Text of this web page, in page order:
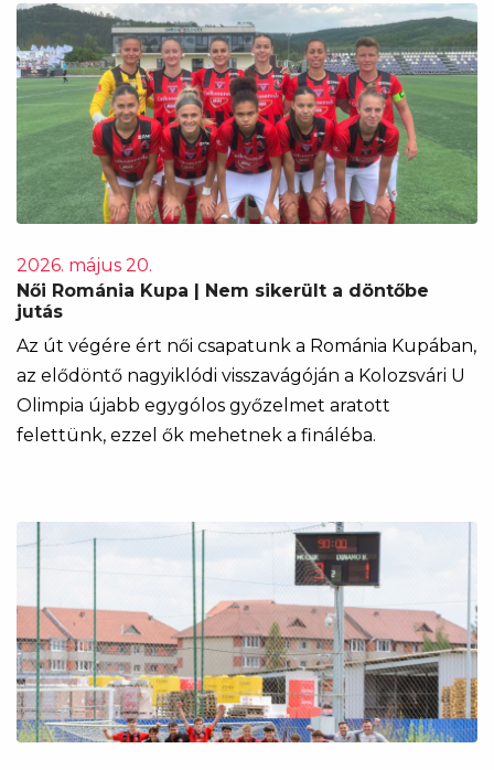
2026. május 20.
Női Románia Kupa | Nem sikerült a döntőbe
jutás
Az út végére ért női csapatunk a Románia Kupában,
az elődöntő nagyiklódi visszavágóján a Kolozsvári U
Olimpia újabb egygólos győzelmet aratott
felettünk, ezzel ők mehetnek a fináléba.